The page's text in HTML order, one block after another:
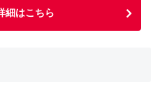
細はこちら